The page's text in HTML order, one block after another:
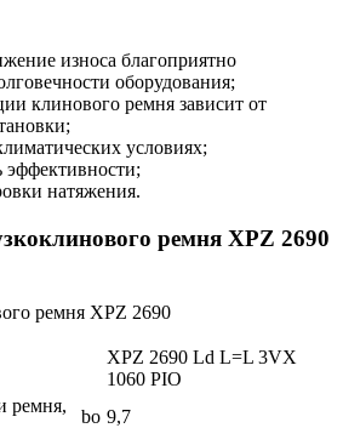
износа благоприятно
оборудования;
клинового ремня зависит от
условиях;
натяжения.
ремня XPZ 2690
XPZ 2690 Ld L=L 3VX
1060 PIO
ремня,
bo 9,7